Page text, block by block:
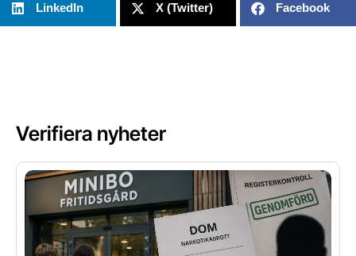
LinkedIn X (Twitter) Facebook
Verifiera nyheter